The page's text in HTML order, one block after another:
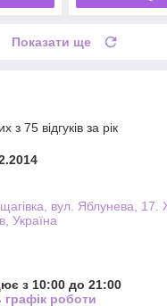
Показати ще
з 75 відгуків за рік
вул. Яблунева,
Україна
з 10:00 до 21:00
графік роботи